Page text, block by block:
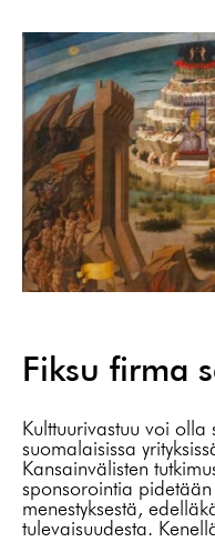
Fiksu firma
Kulttuurivastuu voi
suomalaisissa
Kansainvälisten
sponsorointia
menestyksestä,
tulevaisuudesta.